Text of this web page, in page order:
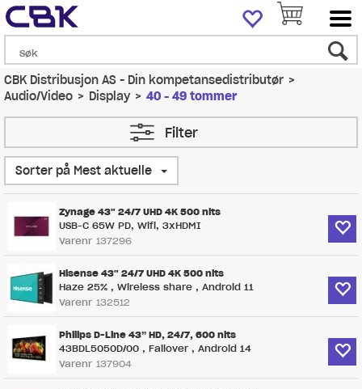
CBK Distribusjon AS - Din kompetansedistributør>
Audio/Video>Display>40 - 49 tommer
Filter
Sorter på Mest aktuelle
Zynage 43" 24/7 UHD 4K 500 nits
USB-C 65W PD, Wifi, 3xHDMI
Varenr 137296
Hisense 43" 24/7 UHD 4K 500 nits
Haze 25% , Wireless share , Android 11
Varenr 132512
Philips D-Line 43” HD, 24/7, 600 nits
43BDL5050D/00 , Failover , Android 14
Varenr 137904